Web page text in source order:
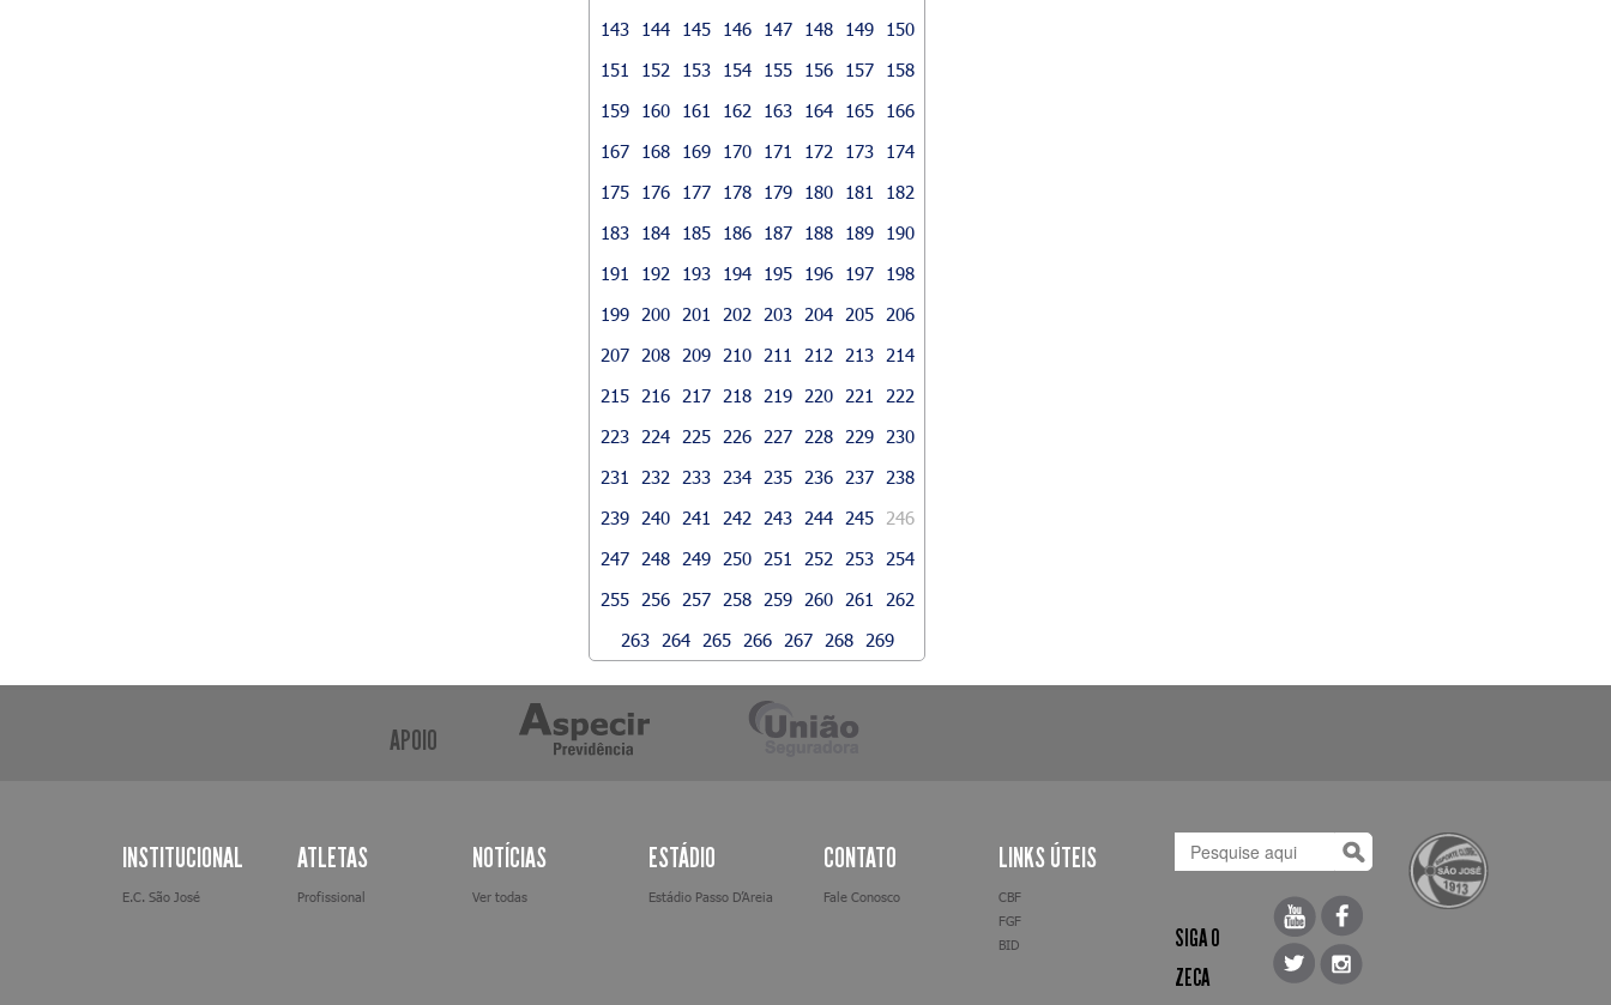
143
144 145 146 147 148 149
150
151
152 153 154 155 156 157
158
159
160 161 162 163 164 165
166
167
168 169 170 171 172 173
174
175
176 177 178 179 180 181
182
183
184 185 186 187 188 189
190
191
192 193 194 195 196 197
198
199
200 201 202 203 204 205
206
207
208 209 210 211 212 213
214
215
216 217 218 219 220 221
222
223
224 225 226 227 228 229
230
231
232 233 234 235 236 237
238
239
240 241 242 243 244 245
246
247
248 249 250 251 252 253
254
255
256 257 258 259 260 261
262
263
264 265 266 267 268 269
APOIO
INSTITUCIONAL
E.C. São José
ATLETAS
Profissional
NOTÍCIAS
Ver todas
ESTÁDIO
Estádio Passo D’Areia
CONTATO
Fale Conosco
LINKS ÚTEIS
CBF
FGF
BID
SIGA O
ZECA